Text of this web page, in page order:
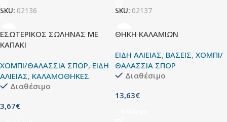
SKU: 02136
SKU: 02137
ΕΣΩΤΕΡΙΚΟΣ ΣΩΛΗΝΑΣ ΜΕ
ΚΑΠΑΚΙ
ΧΟΜΠΙ/ΘΑΛΑΣΣΙΑ ΣΠΟΡ, ΕΙΔΗ
ΑΛΙΕΙΑΣ, ΚΑΛΑΜΟΘΗΚΕΣ
Διαθέσιμο
3,67€
ΘΗΚΗ ΚΑΛΑΜΙΩΝ
ΕΙΔΗ ΑΛΙΕΙΑΣ, ΒΑΣΕΙΣ, ΧΟΜΠΙ/
ΘΑΛΑΣΣΙΑ ΣΠΟΡ
Διαθέσιμο
13,63€